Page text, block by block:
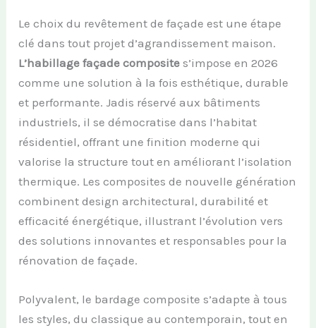
Le choix du revêtement de façade est une étape
clé dans tout projet d’agrandissement maison.
L’habillage façade composite s’impose en 2026
comme une solution à la fois esthétique, durable
et performante. Jadis réservé aux bâtiments
industriels, il se démocratise dans l’habitat
résidentiel, offrant une finition moderne qui
valorise la structure tout en améliorant l’isolation
thermique. Les composites de nouvelle génération
combinent design architectural, durabilité et
efficacité énergétique, illustrant l’évolution vers
des solutions innovantes et responsables pour la
rénovation de façade.
Polyvalent, le bardage composite s’adapte à tous
les styles, du classique au contemporain, tout en